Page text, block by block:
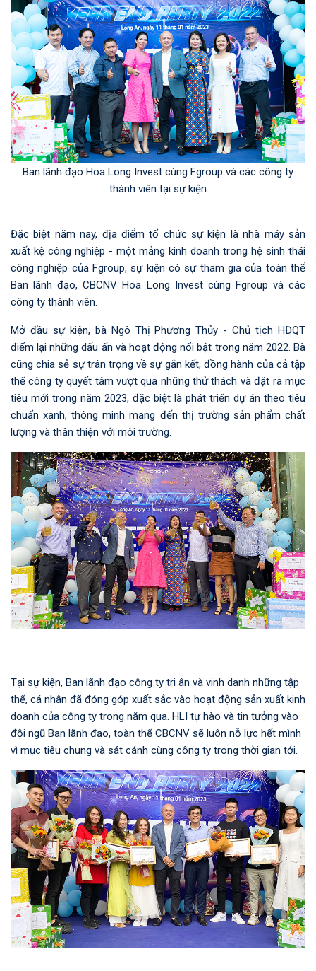
Ban lãnh đạo Hoa Long Invest cùng Fgroup và các công ty
thành viên tại sự kiện
Đặc biệt năm nay, địa điểm tổ chức sự kiện là nhà máy sản
xuất kệ công nghiệp - một mảng kinh doanh trong hệ sinh thái
công nghiệp của Fgroup, sự kiện có sự tham gia của toàn thể
Ban lãnh đạo, CBCNV Hoa Long Invest cùng Fgroup và các
công ty thành viên.
Mở đầu sự kiện, bà Ngô Thị Phương Thủy - Chủ tịch HĐQT
điểm lại những dấu ấn và hoạt động nổi bật trong năm 2022. Bà
cũng chia sẻ sự trân trọng về sự gắn kết, đồng hành của cả tập
thể công ty quyết tâm vượt qua những thử thách và đặt ra mục
tiêu mới trong năm 2023, đặc biệt là phát triển dự án theo tiêu
chuẩn xanh, thông minh mang đến thị trường sản phẩm chất
lượng và thân thiện với môi trường.
Tại sự kiện, Ban lãnh đạo công ty tri ân và vinh danh những tập
thể, cá nhân đã đóng góp xuất sắc vào hoạt động sản xuất kinh
doanh của công ty trong năm qua. HLI tự hào và tin tưởng vào
đội ngũ Ban lãnh đạo, toàn thể CBCNV sẽ luôn nỗ lực hết mình
vì mục tiêu chung và sát cánh cùng công ty trong thời gian tới.